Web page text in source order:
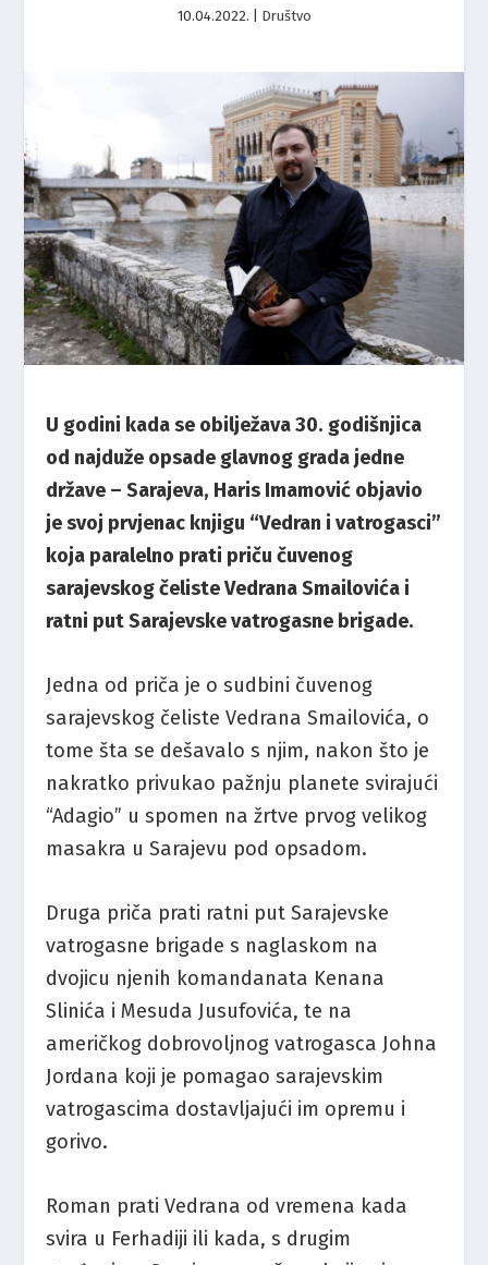
10.04.2022. Društvo
U godini kada se obilježava 30. godišnjica
od najduže opsade glavnog grada jedne
države – Sarajeva, Haris Imamović objavio
je svoj prvjenac knjigu “Vedran i vatrogasci”
koja paralelno prati priču čuvenog
sarajevskog čeliste Vedrana Smailovića i
ratni put Sarajevske vatrogasne brigade.
Jedna od priča je o sudbini čuvenog
sarajevskog čeliste Vedrana Smailovića, o
tome šta se dešavalo s njim, nakon što je
nakratko privukao pažnju planete svirajući
“Adagio” u spomen na žrtve prvog velikog
masakra u Sarajevu pod opsadom.
Druga priča prati ratni put Sarajevske
vatrogasne brigade s naglaskom na
dvojicu njenih komandanata Kenana
Slinića i Mesuda Jusufovića, te na
američkog dobrovoljnog vatrogasca Johna
Jordana koji je pomagao sarajevskim
vatrogascima dostavljajući im opremu i
gorivo.
Roman prati Vedrana od vremena kada
svira u Ferhadiji ili kada, s drugim